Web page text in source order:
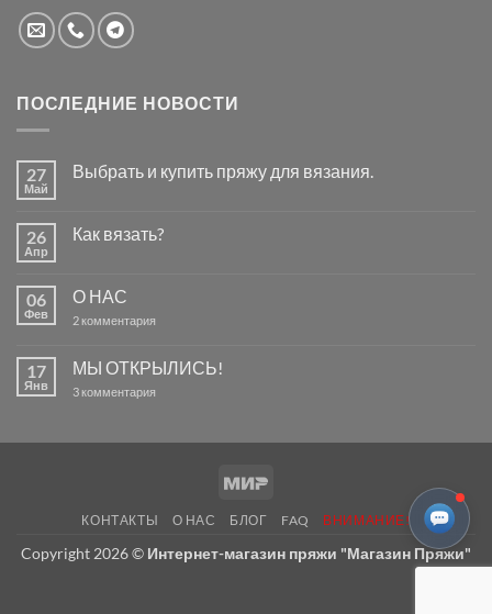
ПОСЛЕДНИЕ НОВОСТИ
27
Май
Выбрать и купить пряжу для вязания.
Выбрать
для
вязания.
26
Апр
Как вязать?
Как
06
Фев
О НАС
2 комментария
НАС
17
Янв
МЫ ОТКРЫЛИСЬ!
3 комментария
Mir
КОНТАКТЫ О НАС БЛОГ FAQ ВНИМАНИЕ!
Copyright 2026 © Интернет-магазин пряжи "Магазин Пряжи"